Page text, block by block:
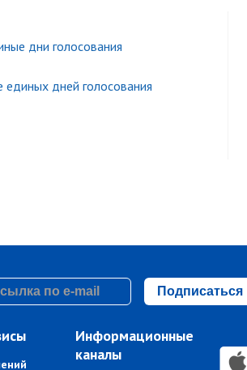
дни голосования
единых дней голосования
Подписаться
Информационные
каналы